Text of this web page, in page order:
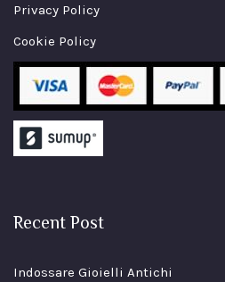
Privacy Policy
Cookie Policy
Recent Post
Indossare Gioielli Antichi